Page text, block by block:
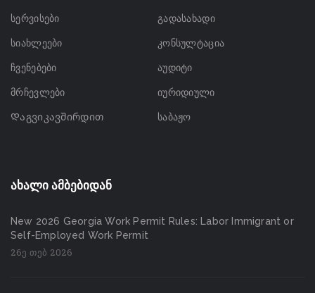
სერვისები
სიახლეები
ჩვენებები
მრჩევლები
Დაგვიკავშირდით
გადასახადი
კონსულტაცია
აუდიტი
იურიდიული
საბაჟო
ახალი ამბებიდან
New 2026 Georgia Work Permit Rules: Labor Immigrant or
Self-Employed Work Permit
26ე თებ 2026